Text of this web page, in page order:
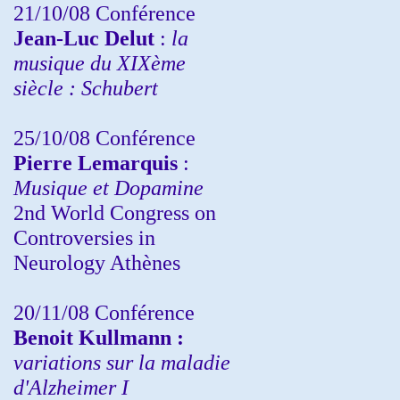
21/10/08 Conférence
Jean-Luc Delut : la
musique du XIXème
siècle : Schubert
25/10/08 Conférence
Pierre Lemarquis :
Musique et Dopamine
2nd World Congress on
Controversies in
Neurology Athènes
20/11/08 Conférence
Benoit Kullmann :
variations sur la maladie
d'Alzheimer I